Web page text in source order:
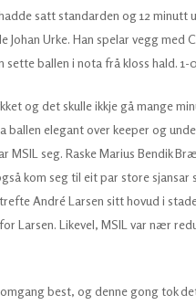
satt standarden og 12 minutt
Johan Urke. Han spelar vegg
sette ballen i nota frå kloss hald. 1-
og det skulle ikkje gå mange
ballen elegant over keeper og
MSIL seg. Raske Marius Bendik
kom seg til eit par store
André Larsen sitt hovud i
Larsen. Likevel, MSIL var nær
best, og denne gong tok